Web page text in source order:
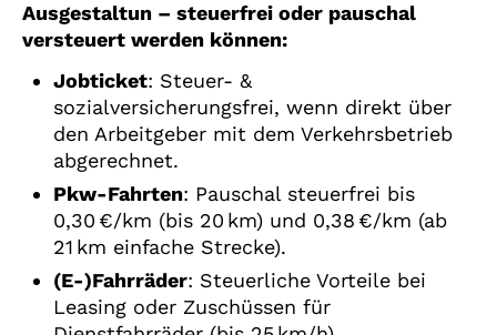
Ausgestaltun – steuerfrei oder pauschal
versteuert werden können:
Jobticket: Steuer- &
sozialversicherungsfrei, wenn direkt über
den Arbeitgeber mit dem Verkehrsbetrieb
abgerechnet.
Pkw-Fahrten: Pauschal steuerfrei bis
0,30 €/km (bis 20 km) und 0,38 €/km (ab
21 km einfache Strecke).
(E-)Fahrräder: Steuerliche Vorteile bei
Leasing oder Zuschüssen für